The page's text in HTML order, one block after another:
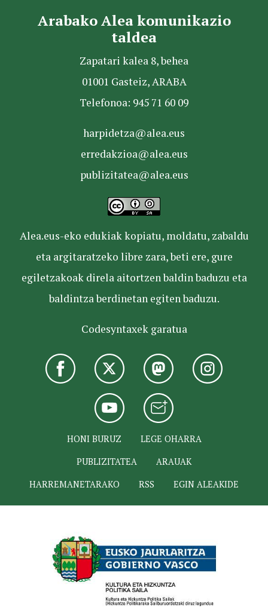
Arabako Alea komunikazio
taldea
Zapatari kalea 8, behea
01001 Gasteiz, ARABA
Telefonoa: 945 71 60 09
harpidetza@alea.eus
erredakzioa@alea.eus
publizitatea@alea.eus
Alea.eus-eko edukiak kopiatu, moldatu, zabaldu
eta argitaratzeko libre zara, beti ere, gure
egiletzakoak direla aitortzen baldin baduzu eta
baldintza berdinetan egiten baduzu.
Codesyntaxek garatua
HONI BURUZ
LEGE OHARRA
PUBLIZITATEA
ARAUAK
HARREMANETARAKO
RSS EGIN ALEAKIDE